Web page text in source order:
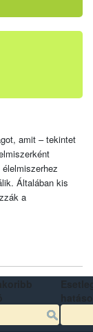
amit – tekintet
Általában kis
a